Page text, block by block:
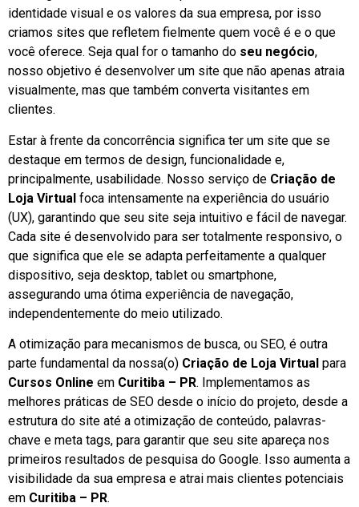
identidade visual e os valores da sua empresa, por isso
criamos sites que refletem fielmente quem você é e o que
você oferece. Seja qual for o tamanho do seu negócio,
nosso objetivo é desenvolver um site que não apenas atraia
visualmente, mas que também converta visitantes em
clientes.
Estar à frente da concorrência significa ter um site que se
destaque em termos de design, funcionalidade e,
principalmente, usabilidade. Nosso serviço de Criação de
Loja Virtual foca intensamente na experiência do usuário
(UX), garantindo que seu site seja intuitivo e fácil de navegar.
Cada site é desenvolvido para ser totalmente responsivo, o
que significa que ele se adapta perfeitamente a qualquer
dispositivo, seja desktop, tablet ou smartphone,
assegurando uma ótima experiência de navegação,
independentemente do meio utilizado.
A otimização para mecanismos de busca, ou SEO, é outra
parte fundamental da nossa(o) Criação de Loja Virtual para
Cursos Online em Curitiba – PR. Implementamos as
melhores práticas de SEO desde o início do projeto, desde a
estrutura do site até a otimização de conteúdo, palavras-
chave e meta tags, para garantir que seu site apareça nos
primeiros resultados de pesquisa do Google. Isso aumenta a
visibilidade da sua empresa e atrai mais clientes potenciais
em Curitiba – PR.